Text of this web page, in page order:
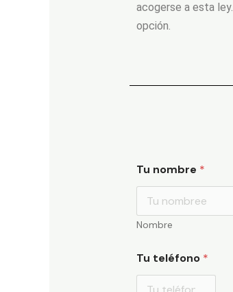
acogerse a esta
opción.
Tu nombre *
Nombre
Tu teléfono *